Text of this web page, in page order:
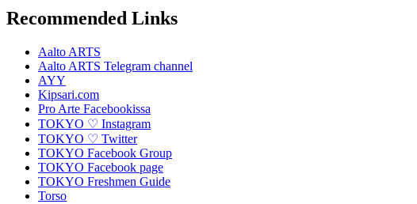
Recommended Links
Aalto ARTS
Aalto ARTS Telegram channel
AYY
Kipsari.com
Pro Arte Facebookissa
TOKYO ♡ Instagram
TOKYO ♡ Twitter
TOKYO Facebook Group
TOKYO Facebook page
TOKYO Freshmen Guide
Torso